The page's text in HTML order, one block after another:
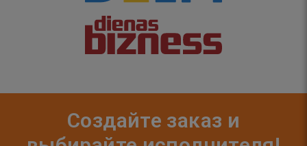
Создайте заказ и